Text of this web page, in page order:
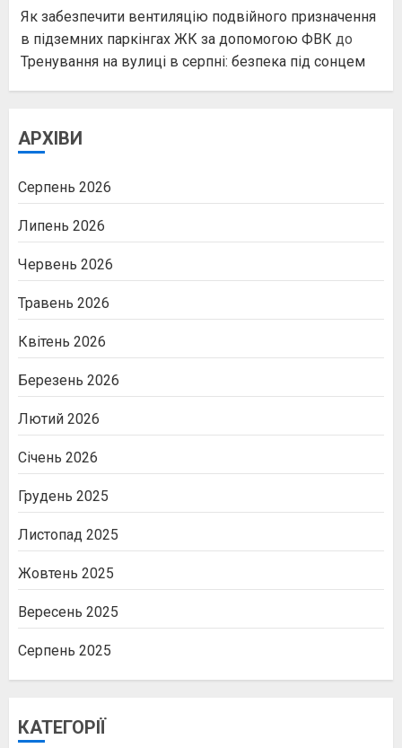
Як забезпечити вентиляцію подвійного призначення
в підземних паркінгах ЖК за допомогою ФВК до
Тренування на вулиці в серпні: безпека під сонцем
АРХІВИ
Серпень 2026
Липень 2026
Червень 2026
Травень 2026
Квітень 2026
Березень 2026
Лютий 2026
Січень 2026
Грудень 2025
Листопад 2025
Жовтень 2025
Вересень 2025
Серпень 2025
КАТЕГОРІЇ